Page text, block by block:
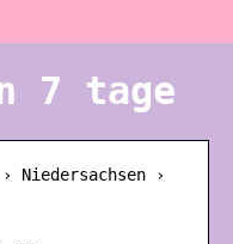
7 tage
Niedersachsen ›